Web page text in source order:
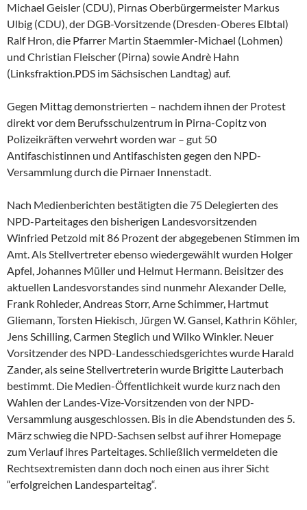
Michael Geisler (CDU), Pirnas Oberbürgermeister Markus
Ulbig (CDU), der DGB-Vorsitzende (Dresden-Oberes Elbtal)
Ralf Hron, die Pfarrer Martin Staemmler-Michael (Lohmen)
und Christian Fleischer (Pirna) sowie Andrè Hahn
(Linksfraktion.PDS im Sächsischen Landtag) auf.
Gegen Mittag demonstrierten – nachdem ihnen der Protest
direkt vor dem Berufsschulzentrum in Pirna-Copitz von
Polizeikräften verwehrt worden war – gut 50
Antifaschistinnen und Antifaschisten gegen den NPD-
Versammlung durch die Pirnaer Innenstadt.
Nach Medienberichten bestätigten die 75 Delegierten des
NPD-Parteitages den bisherigen Landesvorsitzenden
Winfried Petzold mit 86 Prozent der abgegebenen Stimmen im
Amt. Als Stellvertreter ebenso wiedergewählt wurden Holger
Apfel, Johannes Müller und Helmut Hermann. Beisitzer des
aktuellen Landesvorstandes sind nunmehr Alexander Delle,
Frank Rohleder, Andreas Storr, Arne Schimmer, Hartmut
Gliemann, Torsten Hiekisch, Jürgen W. Gansel, Kathrin Köhler,
Jens Schilling, Carmen Steglich und Wilko Winkler. Neuer
Vorsitzender des NPD-Landesschiedsgerichtes wurde Harald
Zander, als seine Stellvertreterin wurde Brigitte Lauterbach
bestimmt. Die Medien-Öffentlichkeit wurde kurz nach den
Wahlen der Landes-Vize-Vorsitzenden von der NPD-
Versammlung ausgeschlossen. Bis in die Abendstunden des 5.
März schwieg die NPD-Sachsen selbst auf ihrer Homepage
zum Verlauf ihres Parteitages. Schließlich vermeldeten die
Rechtsextremisten dann doch noch einen aus ihrer Sicht
“erfolgreichen Landesparteitag“.